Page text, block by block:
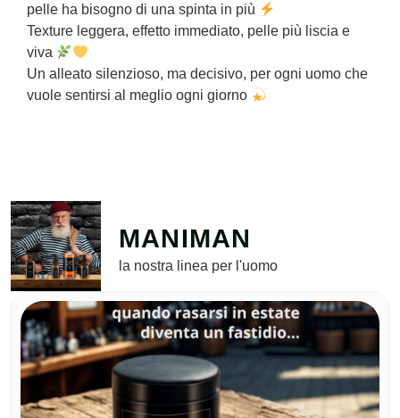
pelle ha bisogno di una spinta in più
Texture leggera, effetto immediato, pelle più liscia e
viva
Un alleato silenzioso, ma decisivo, per ogni uomo che
vuole sentirsi al meglio ogni giorno
MANIMAN
la nostra linea per l'uomo